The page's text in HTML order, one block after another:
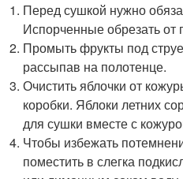
Перед сушкой нужно
Испорченные обрезать от
Промыть фрукты под
рассыпав на полотенце.
Очистить яблочки от
коробки. Яблоки летних
для сушки вместе с
Чтобы избежать
поместить в слегка